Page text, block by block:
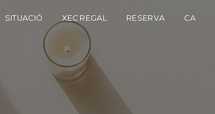
SITUACIÓ XEC REGAL RESERVA CA